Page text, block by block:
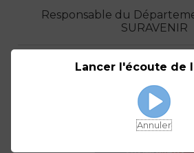
Responsable du
SURAVENIR
Podcasts(2) À
Lancer l'écoute de
Annuler